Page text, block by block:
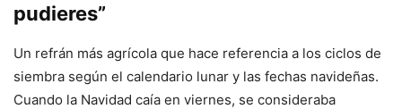
pudieres”
Un refrán más agrícola que hace referencia a los ciclos de
siembra según el calendario lunar y las fechas navideñas.
Cuando la Navidad caía en viernes, se consideraba